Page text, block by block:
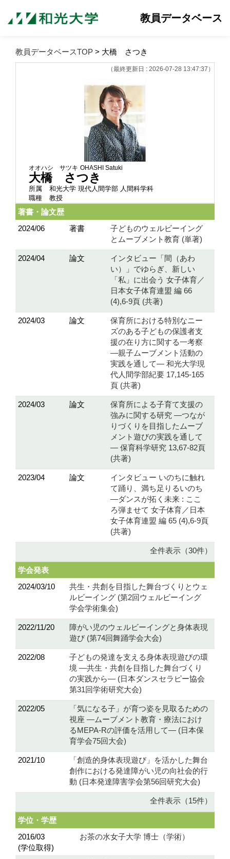
教員データベース
教員データベースTOP > 大橋 さつき
（最終更新日 : 2026-07-28 13:47:37）
オオハシ サツキ OHASHI Satuki
大橋 さつき
所属
和光大学 現代人間学部 人間科学科
職種
教授
著書・論文歴
2024/06
著書
子どものウェルビーイング
とムーブメント教育 (単著)
2024/04 論文
インタビュー「間（あわ
い）」でゆらぎ、新しい
「私」に出会う 女子体育／
日本女子体育連盟 編 66
(4),6-9頁 (共著)
2024/03 論文
保育所における特別なニー
ズのある子どもの保護者支
援の在り方に関する一考察
—親子ムーブメント活動の
実践を通して— 和光大学現
代人間学部紀要 17,145-165
頁 (共著)
2024/03 論文
保育所による子育て支援の
強みに関する研究 ―つなが
りづくりを目指したムーブ
メント遊びの実践を通して
― 保育科学研究 13,67-82頁
(共著)
2023/04 論文
インタビュー いのちに触れ
て踊り、満ち足りるいのち
—ダンスが拓く未来 : ここ
ろ弾ませて 女子体育／日本
女子体育連盟 編 65 (4),6-9頁
(共著)
全件表示（30件）
学会発表
2024/03/10
共生・共創を目指した舞台づくりとウェ
ルビーイング (第2回ウェルビーイング
学会学術集会)
2022/11/20
障がい児のウェルビーイングと身体表現
遊び (第74回舞踊学会大会)
2022/08
子どもの発達を支える身体表現遊びの環
境 ―共生・共創を目指した舞台づくり
の実践から― (日本ダンスセラピー協会
第31回学術研究大会)
2022/05
「気になる子」が育つ姿を見取るための
視座 ―ムーブメント教育・療法におけ
るMEPA-Rの評価を活用して― (日本保
育学会75回大会)
2021/10
「創造的身体表現遊び」を活かした舞台
創作における発達障がい児の向社会的行
動 (日本発達障害学会第56回研究大会)
全件表示（15件）
学位・学歴
2016/03
(学位取得)
お茶の水女子大学 博士（学術）